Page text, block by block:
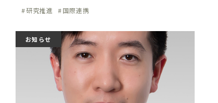
研究推進 国際連携
お知らせ